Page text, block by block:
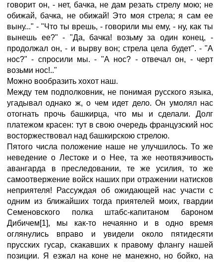
говорит он, - нет, бачка, не дам резать стрелу мою; не
обижай, бачка, не обижай! Это моя стрела; я сам ее
выну..." - "Что ты врешь, - говорили мы ему, - ну, как ты
вынешь ее?" - "Да, бачка! возьму за один конец, -
продолжал он, - и вырву вон; стрела цела будет". - "А
нос?" - спросили мы. - "А нос? - отвечал он, - черт
возьми нос!.."
Можно вообразить хохот наш.
Между тем подполковник, не понимая русского языка,
угадывал однако ж, о чем идет дело. Он умолял нас
отогнать прочь башкирца, что мы и сделали. Долг
платежом красен: тут в свою очередь французский нос
восторжествовал над башкирскою стрелою.
Пятого числа положение наше не улучшилось. То же
неведение о Лестоке и о Нее, та же неотвязчивость
авангарда в преследовании, те же усилия, то же
самоотвержение войск наших при отражении натисков
неприятеля! Рассуждая об ожидающей нас участи с
одним из ближайших тогда приятелей моих, гвардии
Семеновского полка штабс-капитаном бароном
Дибичем[1], мы как-то нечаянно и в одно время
оглянулись вправо и увидели около пятидесяти
прусских гусар, скакавших к правому флангу нашей
позиции. Я езжал на коне не манежно, но бойко, на